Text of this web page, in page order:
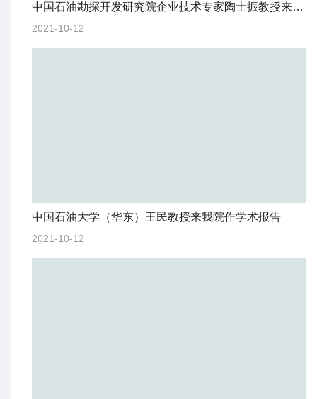
中国石油勘探开发研究院企业技术专家陶士振教授来我院做报告
2021-10-12
中国石油大学（华东）王民教授来我院作学术报告
2021-10-12